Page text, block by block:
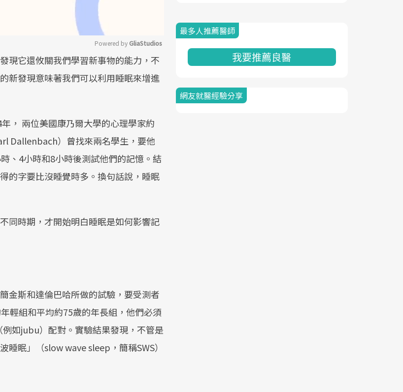
Mute
Powered by GliaStudios
現它還攸關我們學習新事物的能力，不
新發現意味著我們可以利用睡眠來增進
， 兩位美國康乃爾大學的心理學家約
Dallenbach）曾找來兩名學生，要他
、4小時和8小時後測試他們的記憶。結
的字要比沒睡覺時多。換句話說，睡眠
同時期，才開始明白睡眠是如何影響記
金斯和達倫巴哈所做的試驗，要受測者
輕組和平均約75歲的年長組，他們必須
如jubu）配對。實驗結果發現，不管是
眠」（slow wave sleep，簡稱SWS）
最多人推薦醫師
我要推薦良醫
網友就醫經驗分享